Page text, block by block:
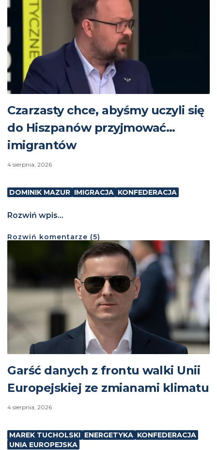
Czarzasty chce, abyśmy uczyli się
do Hiszpanów przyjmować…
imigrantów
4 sierpnia, 2026
DOMINIK MAZUR IMIGRACJA KONFEDERACJA
Rozwiń wpis...
Rozwiń komentarze (5)
Garść danych z frontu walki Unii
Europejskiej ze zmianami klimatu
4 sierpnia, 2026
MAREK TUCHOLSKI ENERGETYKA KONFEDERACJA
UNIA EUROPEJSKA